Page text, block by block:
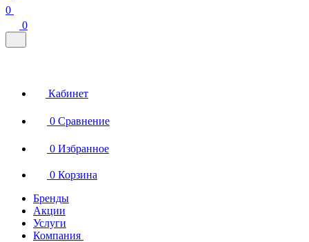
0
0
Кабинет
0 Сравнение
0 Избранное
0 Корзина
Бренды
Акции
Услуги
Компания